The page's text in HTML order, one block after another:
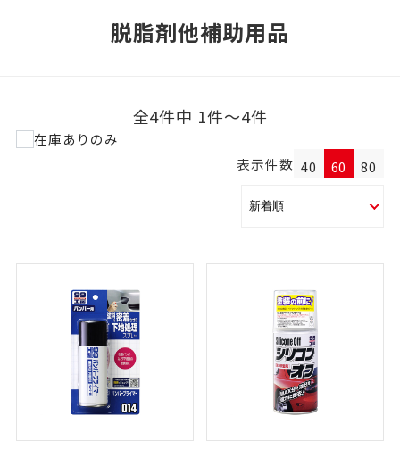
脱脂剤他補助用品
全4件中 1件～4件
在庫ありのみ
表示件数 40 60 80